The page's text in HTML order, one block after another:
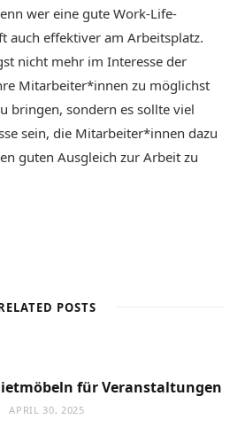
wer eine gute Work-Life-
auch effektiver am Arbeitsplatz.
nicht mehr im Interesse der
Mitarbeiter*innen zu möglichst
bringen, sondern es sollte viel
sein, die Mitarbeiter*innen dazu
guten Ausgleich zur Arbeit zu
POSTS
für Veranstaltungen
APRIL 30, 2025